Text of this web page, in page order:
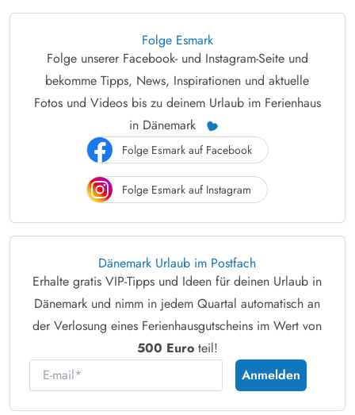
Folge Esmark
Folge unserer Facebook- und Instagram-Seite und
bekomme Tipps, News, Inspirationen und aktuelle
Fotos und Videos bis zu deinem Urlaub im Ferienhaus
in Dänemark
Folge Esmark auf Facebook
Folge Esmark auf Instagram
Dänemark Urlaub im Postfach
Erhalte gratis VIP-Tipps und Ideen für deinen Urlaub in
Dänemark und nimm in jedem Quartal automatisch an
der Verlosung eines Ferienhausgutscheins im Wert von
500 Euroteil!
E-mail
Anmelden